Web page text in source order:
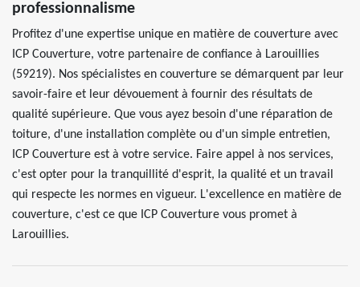
professionnalisme
Profitez d'une expertise unique en matière de couverture avec
ICP Couverture, votre partenaire de confiance à Larouillies
(59219). Nos spécialistes en couverture se démarquent par leur
savoir-faire et leur dévouement à fournir des résultats de
qualité supérieure. Que vous ayez besoin d'une réparation de
toiture, d'une installation complète ou d'un simple entretien,
ICP Couverture est à votre service. Faire appel à nos services,
c'est opter pour la tranquillité d'esprit, la qualité et un travail
qui respecte les normes en vigueur. L'excellence en matière de
couverture, c'est ce que ICP Couverture vous promet à
Larouillies.